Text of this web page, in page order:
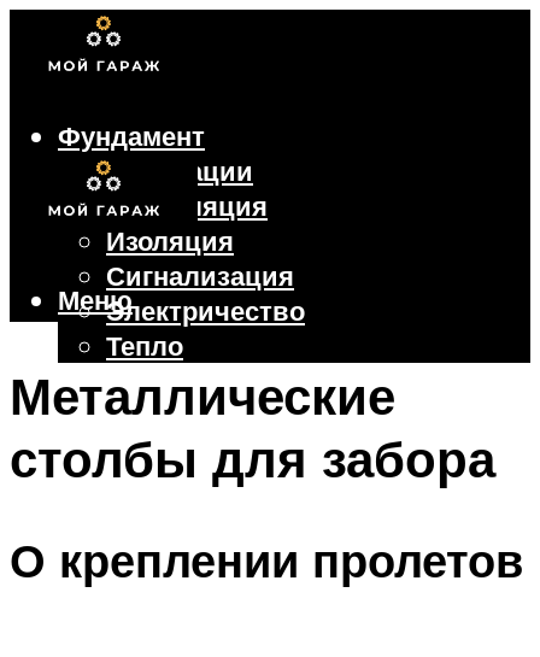
Фундамент
Коммуникации
Вентиляция
Изоляция
Сигнализация
Электричество
Тепло
Крыша
Ворота
Меню
Металлические
столбы для забора
О креплении пролетов